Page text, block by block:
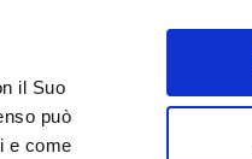
il Suo
può
e come